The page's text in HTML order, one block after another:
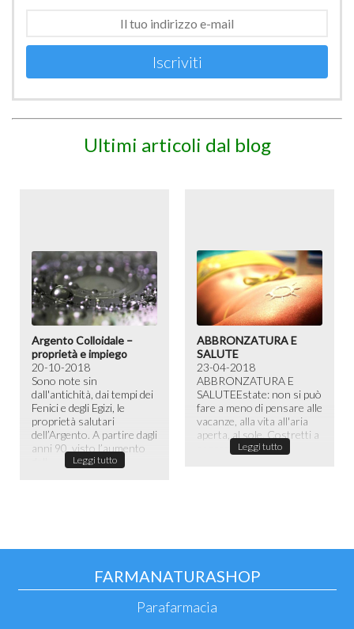
Iscriviti
Ultimi articoli dal blog
Argento Colloidale –
proprietà e impiego
20-10-2018
Sono note sin
dall'antichità, dai tempi dei
Fenici e degli Egizi, le
proprietà salutari
dell’Argento. A partire dagli
anni 90, visto l’aumento
Leggi tutto
ABBRONZATURA E
SALUTE
23-04-2018
ABBRONZATURA E
SALUTE​ Estate: non si può
fare a meno di pensare alle
vacanze, alla vita all'aria
aperta, al sole. Costretti a
passare la maggior ...
Leggi tutto
FARMANATURASHOP
Parafarmacia